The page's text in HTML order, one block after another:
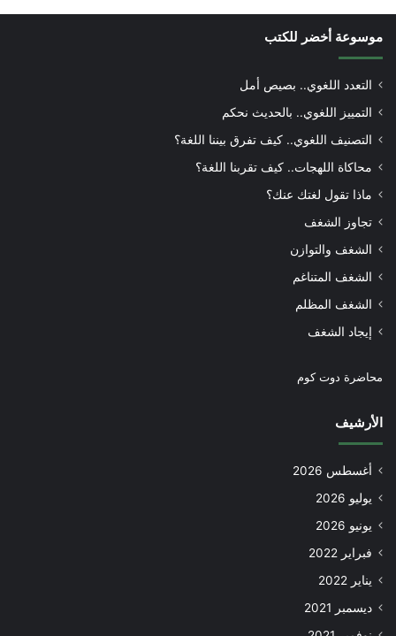
موسوعة أخضر للكتب
التعدد اللغوي.. بصيص أمل
التمييز اللغوي.. بالحديث نحكم
التصنيف اللغوي.. كيف تفرق بيننا اللغة؟
محاكاة اللهجات.. كيف تقربنا اللغة؟
ماذا تقول لغتك عنك؟
تجاوز الشغف
الشغف والتوازن
الشغف المتناغم
الشغف المظلم
إيجاد الشغف
محاضرة دوت كوم
الأرشيف
أغسطس 2026
يوليو 2026
يونيو 2026
فبراير 2022
يناير 2022
ديسمبر 2021